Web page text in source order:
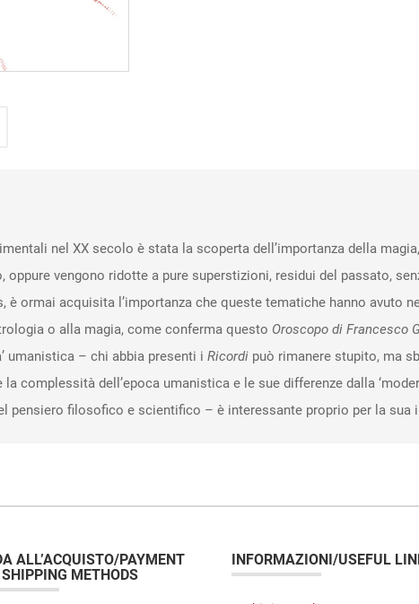
nel XX secolo è stata la scoperta dell’importanza della
oppure vengono ridotte a pure superstizioni, residui del passato,
è ormai acquisita l’importanza che queste tematiche hanno avuto
o alla magia, come conferma questo Oroscopo di Francesco
umanistica – chi abbia presenti i Ricordi può rimanere stupito, ma
complessità dell’epoca umanistica e le sue differenze dalla
pensiero filosofico e scientifico – è interessante proprio per la sua
ALL’ACQUISTO/PAYMENT
METHODS
INFORMAZIONI/USEFUL